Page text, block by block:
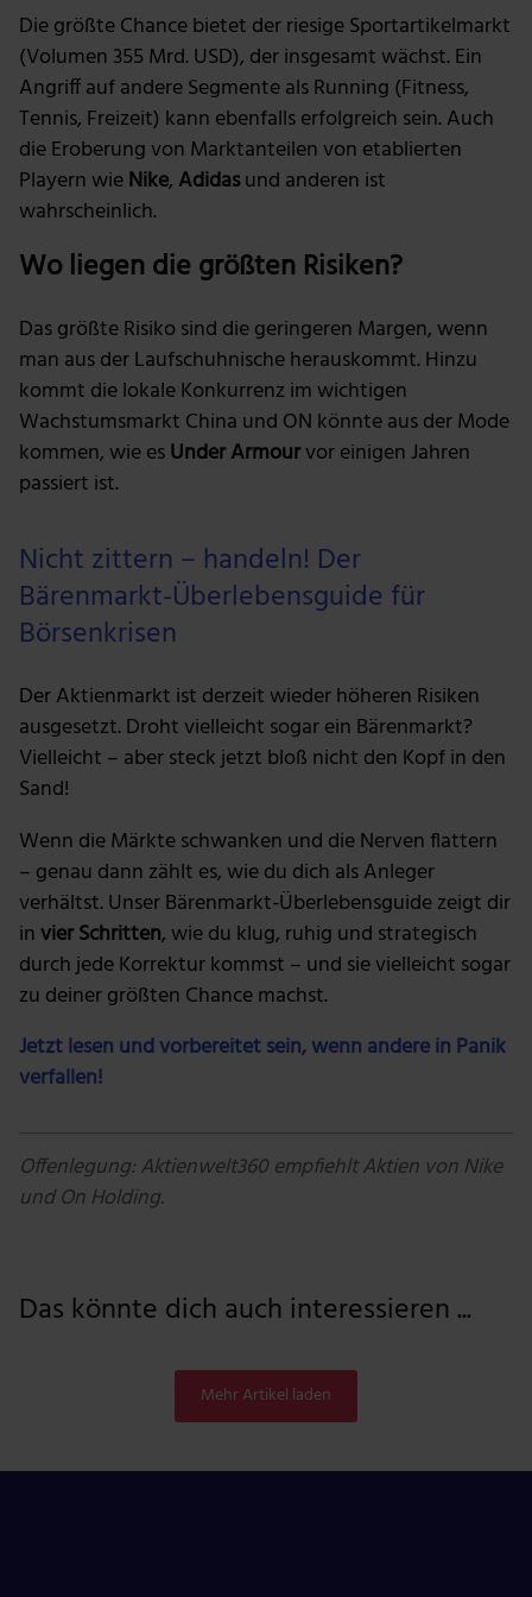
für soziale Medien, Werbung und Analysen weiter.
Unsere Partner führen diese Informationen
möglicherweise mit weiteren Daten zusammen, die du
ihnen bereitgestellt hast oder die sie im Rahmen deiner
Nutzung der Dienste gesammelt haben.
Die größte Chance bietet der riesige Sportartikelmarkt
(Volumen 355 Mrd. USD), der insgesamt wächst. Ein
Angriff auf andere Segmente als Running (Fitness,
Tennis, Freizeit) kann ebenfalls erfolgreich sein. Auch
die Eroberung von Marktanteilen von etablierten
Playern wieNike, Adidasund anderen ist
wahrscheinlich.
Wo liegen die größten Risiken?
Das größte Risiko sind die geringeren Margen, wenn
man aus der Laufschuhnische herauskommt. Hinzu
kommt die lokale Konkurrenz im wichtigen
Wachstumsmarkt China und ON könnte aus der Mode
kommen, wie esUnder Armourvor einigen Jahren
passiert ist.
Nicht zittern – handeln! Der
Bärenmarkt-Überlebensguide für
Börsenkrisen
Der Aktienmarkt ist derzeit wieder höheren Risiken
ausgesetzt. Droht vielleicht sogar ein Bärenmarkt?
Vielleicht – aber steck jetzt bloß nicht den Kopf in den
Sand!
Wenn die Märkte schwanken und die Nerven flattern
– genau dann zählt es, wie du dich als Anleger
verhältst. Unser Bärenmarkt-Überlebensguide zeigt dir
invier Schritten, wie du klug, ruhig und strategisch
durch jede Korrektur kommst – und sie vielleicht sogar
zu deiner größten Chance machst.
Jetzt lesen und vorbereitet sein, wenn andere in Panik
verfallen!
Offenlegung: Aktienwelt360 empfiehlt Aktien von Nike
und On Holding.
Das könnte dich auch interessieren ...
Mehr Artikel laden